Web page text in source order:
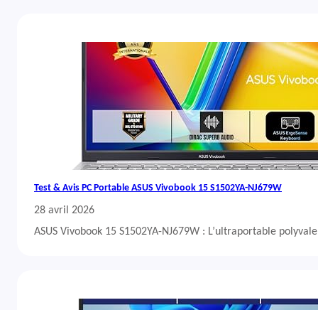
Test & Avis PC Portable ASUS Vivobook 15 S1502YA-NJ679W
28 avril 2026
ASUS Vivobook 15 S1502YA-NJ679W : L’ultraportable